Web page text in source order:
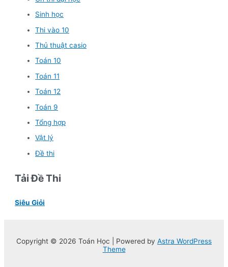
Sinh học
Thi vào 10
Thủ thuật casio
Toán 10
Toán 11
Toán 12
Toán 9
Tổng hợp
Vật lý
Đề thi
Tải Đề Thi
Siêu Giỏi
Copyright © 2026 Toán Học | Powered by Astra WordPress
Theme